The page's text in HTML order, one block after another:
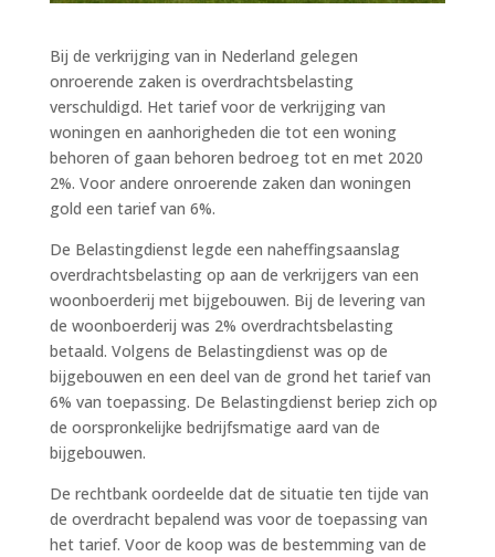
Bij de verkrijging van in Nederland gelegen
onroerende zaken is overdrachtsbelasting
verschuldigd. Het tarief voor de verkrijging van
woningen en aanhorigheden die tot een woning
behoren of gaan behoren bedroeg tot en met 2020
2%. Voor andere onroerende zaken dan woningen
gold een tarief van 6%.
De Belastingdienst legde een naheffingsaanslag
overdrachtsbelasting op aan de verkrijgers van een
woonboerderij met bijgebouwen. Bij de levering van
de woonboerderij was 2% overdrachtsbelasting
betaald. Volgens de Belastingdienst was op de
bijgebouwen en een deel van de grond het tarief van
6% van toepassing. De Belastingdienst beriep zich op
de oorspronkelijke bedrijfsmatige aard van de
bijgebouwen.
De rechtbank oordeelde dat de situatie ten tijde van
de overdracht bepalend was voor de toepassing van
het tarief. Voor de koop was de bestemming van de